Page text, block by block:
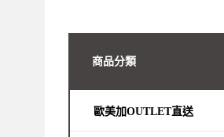
商品分類
歐美加OUTLET直送